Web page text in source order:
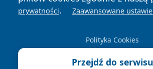
prywatności. Zaawansowane
Polityka Cookies
Przejdź do serwisu